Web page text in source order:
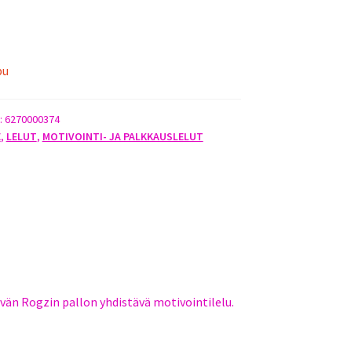
6270000374
, LELUT, MOTIVOINTI- JA PALKKAUSLELUT
Rogzin pallon yhdistävä motivointilelu.